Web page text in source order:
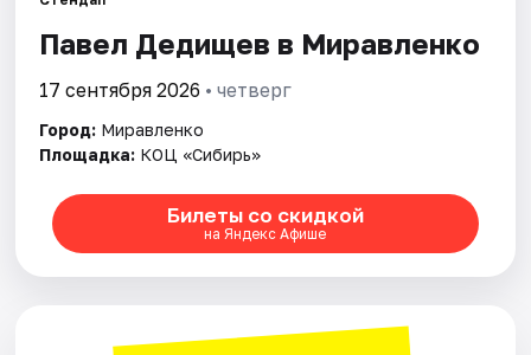
Павел Дедищев в Миравленко
17 сентября 2026 • четверг
Город: Миравленко
Площадка: КОЦ «Сибирь»
Билеты со скидкой
на Яндекс Афише